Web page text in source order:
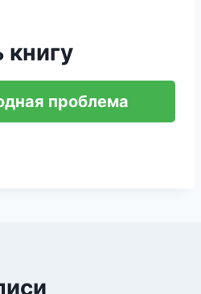
книгу
проблема